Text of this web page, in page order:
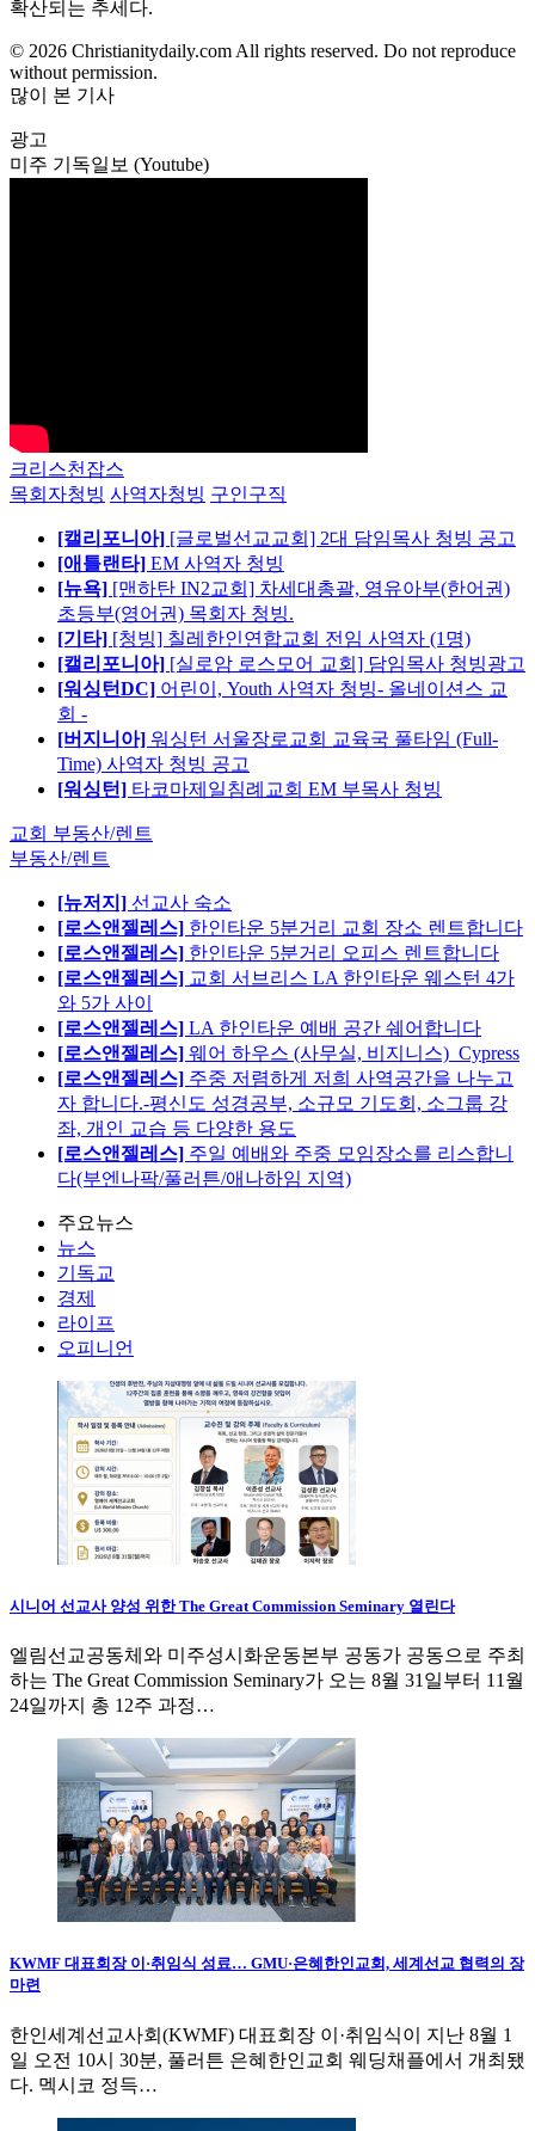
확산되는 추세다.
© 2026 Christianitydaily.com All rights reserved. Do not reproduce
without permission.
많이 본 기사
광고
미주 기독일보 (Youtube)
크리스천잡스
목회자청빙 사역자청빙 구인구직
[캘리포니아] [글로벌선교교회] 2대 담임목사 청빙 공고
[애틀랜타] EM 사역자 청빙
[뉴욕] [맨하탄 IN2교회] 차세대총괄, 영유아부(한어권)
초등부(영어권) 목회자 청빙.
[기타] [청빙] 칠레한인연합교회 전임 사역자 (1명)
[캘리포니아] [실로암 로스모어 교회] 담임목사 청빙광고
[워싱턴DC] 어린이, Youth 사역자 청빙- 올네이션스 교
회 -
[버지니아] 워싱턴 서울장로교회 교육국 풀타임 (Full-
Time) 사역자 청빙 공고
[워싱턴] 타코마제일침례교회 EM 부목사 청빙
교회 부동산/렌트
부동산/렌트
[뉴저지] 선교사 숙소
[로스앤젤레스] 한인타운 5분거리 교회 장소 렌트합니다
[로스앤젤레스] 한인타운 5분거리 오피스 렌트합니다
[로스앤젤레스] 교회 서브리스 LA 한인타운 웨스턴 4가
와 5가 사이
[로스앤젤레스] LA 한인타운 예배 공간 쉐어합니다
[로스앤젤레스] 웨어 하우스 (사무실, 비지니스)_Cypress
[로스앤젤레스] 주중 저렴하게 저희 사역공간을 나누고
자 합니다.-평신도 성경공부, 소규모 기도회, 소그룹 강
좌, 개인 교습 등 다양한 용도
[로스앤젤레스] 주일 예배와 주중 모임장소를 리스합니
다(부엔나팍/풀러튼/애나하임 지역)
주요뉴스
뉴스
기독교
경제
라이프
오피니언
시니어 선교사 양성 위한 The Great Commission Seminary 열린다
엘림선교공동체와 미주성시화운동본부 공동가 공동으로 주최
하는 The Great Commission Seminary가 오는 8월 31일부터 11월
24일까지 총 12주 과정…
KWMF 대표회장 이·취임식 성료… GMU·은혜한인교회, 세계선교 협력의 장
마련
한인세계선교사회(KWMF) 대표회장 이·취임식이 지난 8월 1
일 오전 10시 30분, 풀러튼 은혜한인교회 웨딩채플에서 개최됐
다. 멕시코 정득…